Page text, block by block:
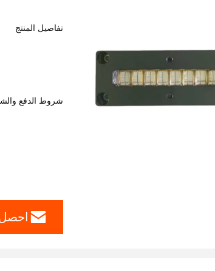
تفاصيل المنتج
شروط الدفع